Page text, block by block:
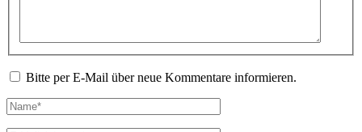
Bitte per E-Mail über neue Kommentare informieren.
Name*